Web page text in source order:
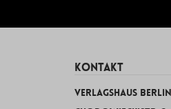
KONTAKT
Verlagshaus Berlin